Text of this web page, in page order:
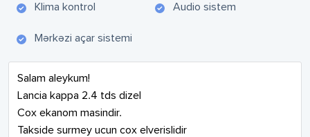
Klima kontrol Audio sistem
Mərkəzi açar sistemi
Salam aleykum!
Lancia kappa 2.4 tds dizel
Cox ekanom masindir.
Takside surmey ucun cox elverislidir